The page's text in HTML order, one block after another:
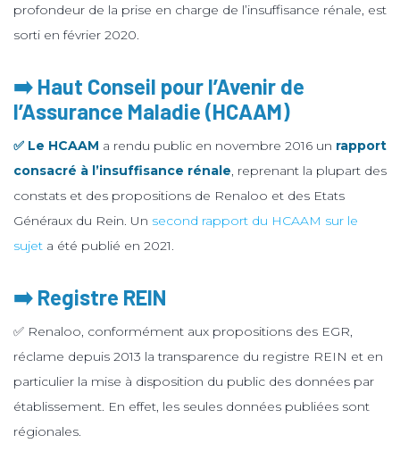
profondeur de la prise en charge de l’insuffisance rénale, est
sorti en février 2020.
➡️ Haut Conseil pour l’Avenir de
l’Assurance Maladie (HCAAM)
✅ Le HCAAM a rendu public en novembre 2016 un rapport
consacré à l’insuffisance rénale, reprenant la plupart des
constats et des propositions de Renaloo et des Etats
Généraux du Rein. Un second rapport du HCAAM sur le
sujet a été publié en 2021.
➡️ Registre REIN
✅ Renaloo, conformément aux propositions des EGR,
réclame depuis 2013 la transparence du registre REIN et en
particulier la mise à disposition du public des données par
établissement. En effet, les seules données publiées sont
régionales.